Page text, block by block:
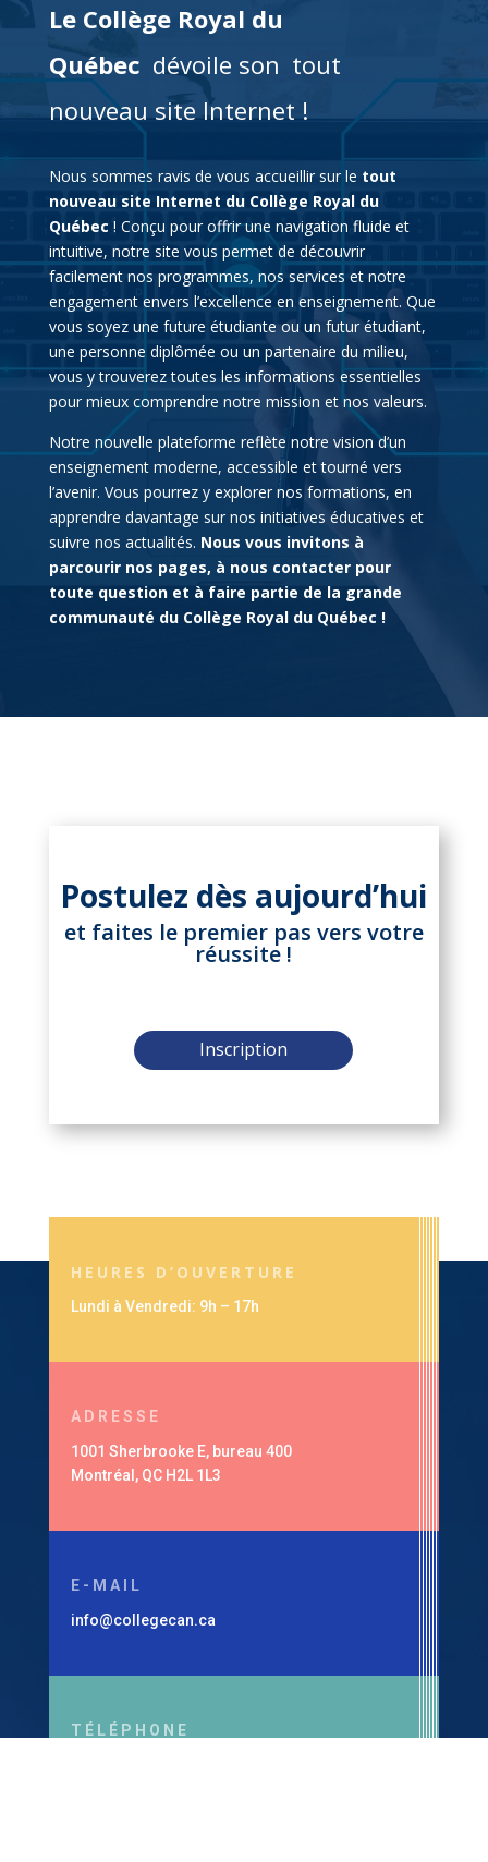
Le Collège Royal du
Québec dévoile son tout
nouveau site Internet !
Nous sommes ravis de vous accueillir sur le tout
nouveau site Internet du Collège Royal du
Québec ! Conçu pour offrir une navigation fluide et
intuitive, notre site vous permet de découvrir
facilement nos programmes, nos services et notre
engagement envers l’excellence en enseignement. Que
vous soyez une future étudiante ou un futur étudiant,
une personne diplômée ou un partenaire du milieu,
vous y trouverez toutes les informations essentielles
pour mieux comprendre notre mission et nos valeurs.
Notre nouvelle plateforme reflète notre vision d’un
enseignement moderne, accessible et tourné vers
l’avenir. Vous pourrez y explorer nos formations, en
apprendre davantage sur nos initiatives éducatives et
suivre nos actualités. Nous vous invitons à
parcourir nos pages, à nous contacter pour
toute question et à faire partie de la grande
communauté du Collège Royal du Québec !
Postulez dès aujourd’hui
et faites le premier pas vers votre
réussite !
Inscription
HEURES D’OUVERTURE
Lundi à Vendredi: 9h – 17h
ADRESSE
1001 Sherbrooke E, bureau 400
Montréal, QC H2L 1L3
E-MAIL
info@collegecan.ca
TÉLÉPHONE